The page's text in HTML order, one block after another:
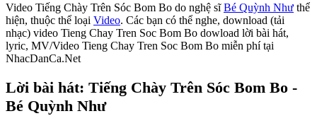
Video Tiếng Chày Trên Sóc Bom Bo do nghệ sĩBé Quỳnh Như thể
hiện, thuộc thể loại Video. Các bạn có thể nghe, download (tải
nhạc) video Tieng Chay Tren Soc Bom Bo dowload lời bài hát,
lyric, MV/Video Tieng Chay Tren Soc Bom Bo miễn phí tại
NhacDanCa.Net
Lời bài hát: Tiếng Chày Trên Sóc Bom Bo -
Bé Quỳnh Như